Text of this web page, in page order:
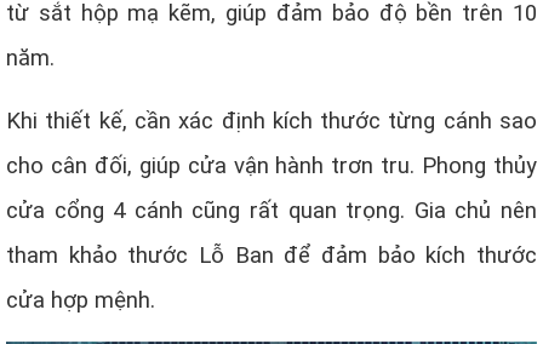
từ sắt hộp mạ kẽm, giúp đảm bảo độ bền trên 10
năm.
Khi thiết kế, cần xác định kích thước từng cánh sao
cho cân đối, giúp cửa vận hành trơn tru. Phong thủy
cửa cổng 4 cánh cũng rất quan trọng. Gia chủ nên
tham khảo thước Lỗ Ban để đảm bảo kích thước
cửa hợp mệnh.